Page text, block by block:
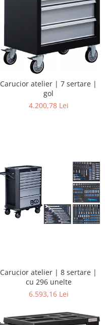
Carucior atelier | 7 sertare |
gol
4.200,78 Lei
Carucior atelier | 8 sertare |
cu 296 unelte
6.593,16 Lei